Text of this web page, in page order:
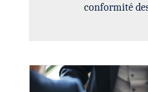
conformité